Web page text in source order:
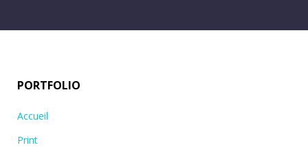
PORTFOLIO
Accueil
Print